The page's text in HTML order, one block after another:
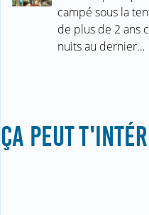
campé sous la
de plus de 2 ans
nuits au dernier…
ÇA PEUT